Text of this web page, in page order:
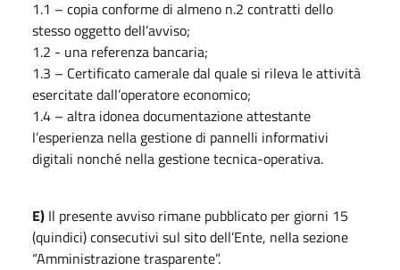
1.1 – copia conforme di almeno n.2 contratti dello
stesso oggetto dell’avviso;
1.2 - una referenza bancaria;
1.3 – Certificato camerale dal quale si rileva le attività
esercitate dall’operatore economico;
1.4 – altra idonea documentazione attestante
l’esperienza nella gestione di pannelli informativi
digitali nonché nella gestione tecnica-operativa.
E) Il presente avviso rimane pubblicato per giorni 15
(quindici) consecutivi sul sito dell’Ente, nella sezione
“Amministrazione trasparente”.